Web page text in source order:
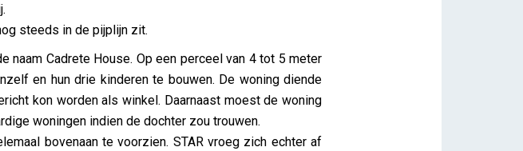
steeds in de pijplijn zit.
naam Cadrete House. Op een perceel van 4 tot 5 meter
en hun drie kinderen te bouwen. De woning diende
kon worden als winkel. Daarnaast moest de woning
woningen indien de dochter zou trouwen.
bovenaan te voorzien. STAR vroeg zich echter af